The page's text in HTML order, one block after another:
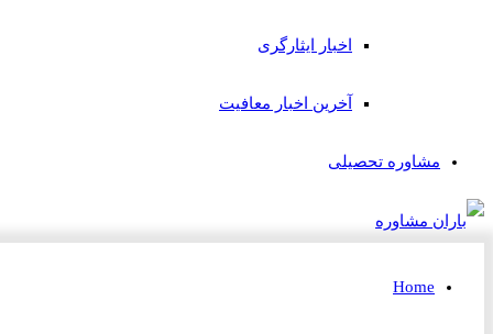
اخبار ایثارگری
آخرین اخبار معافیت
مشاوره تحصیلی
Home